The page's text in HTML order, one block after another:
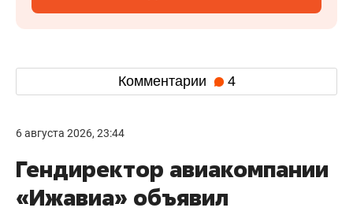
Комментарии 4
6 августа 2026, 23:44
Гендиректор авиакомпании
«Ижавиа» объявил